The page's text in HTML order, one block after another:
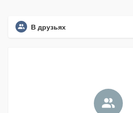
В друзьях